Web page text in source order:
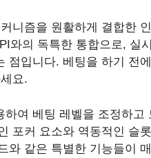
니즘을 원활하게 결합한
와의 독특한 통합으로, 실
점입니다. 베팅을 하기 전
요.
여 베팅 레벨을 조정하
포커 요소와 역동적인 슬
와 같은 특별한 기능들이